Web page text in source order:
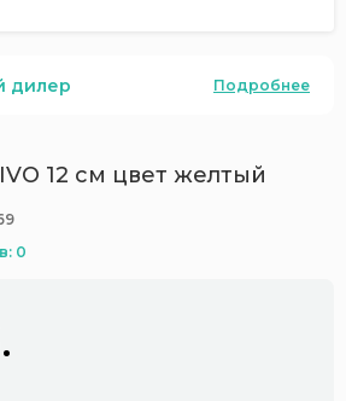
дилер Подробнее
12 см цвет желтый
0